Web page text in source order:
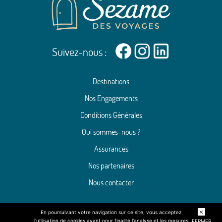
- Expérience immersive et gourmande : Visitez une ferme biologique d’ananas et
déguster l’un des cafés les plus prestigieux au monde.
- Une nature préservée et spectaculaire : Laissez-vous envoûter par les forêts
Suivez-nous :
Destinations
Nos Engagements
Conditions Générales
Qui sommes-nous ?
Assurances
Nos partenaires
Nous contacter
En poursuivant votre navigation sur ce site, vous acceptez
l'utilisation de cookies ayant pour finalité l'analyse et les mesures